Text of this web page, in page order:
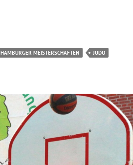
HAMBURGER MEISTERSCHAFTEN
JUDO